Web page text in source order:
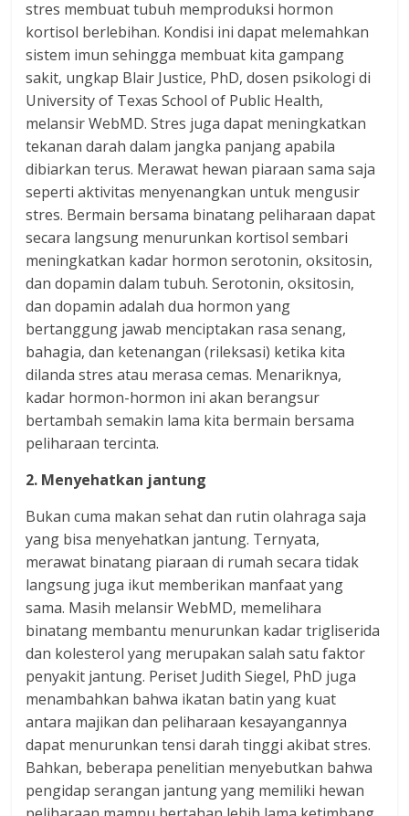
stres membuat tubuh memproduksi hormon
kortisol berlebihan. Kondisi ini dapat melemahkan
sistem imun sehingga membuat kita gampang
sakit, ungkap Blair Justice, PhD, dosen psikologi di
University of Texas School of Public Health,
melansir WebMD. Stres juga dapat meningkatkan
tekanan darah dalam jangka panjang apabila
dibiarkan terus. Merawat hewan piaraan sama saja
seperti aktivitas menyenangkan untuk mengusir
stres. Bermain bersama binatang peliharaan dapat
secara langsung menurunkan kortisol sembari
meningkatkan kadar hormon serotonin, oksitosin,
dan dopamin dalam tubuh. Serotonin, oksitosin,
dan dopamin adalah dua hormon yang
bertanggung jawab menciptakan rasa senang,
bahagia, dan ketenangan (rileksasi) ketika kita
dilanda stres atau merasa cemas. Menariknya,
kadar hormon-hormon ini akan berangsur
bertambah semakin lama kita bermain bersama
peliharaan tercinta.
2. Menyehatkan jantung
Bukan cuma makan sehat dan rutin olahraga saja
yang bisa menyehatkan jantung. Ternyata,
merawat binatang piaraan di rumah secara tidak
langsung juga ikut memberikan manfaat yang
sama. Masih melansir WebMD, memelihara
binatang membantu menurunkan kadar trigliserida
dan kolesterol yang merupakan salah satu faktor
penyakit jantung. Periset Judith Siegel, PhD juga
menambahkan bahwa ikatan batin yang kuat
antara majikan dan peliharaan kesayangannya
dapat menurunkan tensi darah tinggi akibat stres.
Bahkan, beberapa penelitian menyebutkan bahwa
pengidap serangan jantung yang memiliki hewan